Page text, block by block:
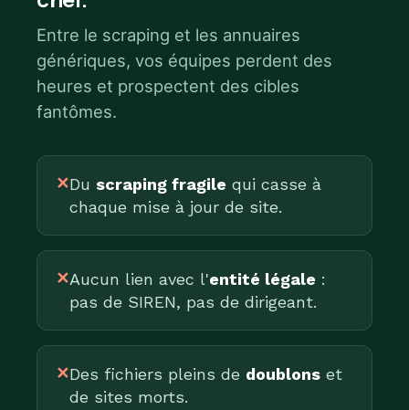
Entre le scraping et les annuaires
génériques, vos équipes perdent des
heures et prospectent des cibles
fantômes.
✕Du scraping fragile qui casse à
chaque mise à jour de site.
✕Aucun lien avec l'entité légale :
pas de SIREN, pas de dirigeant.
✕Des fichiers pleins de doublons et
de sites morts.